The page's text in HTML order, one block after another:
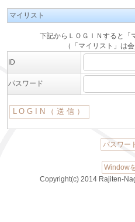
マイリスト
下記からＬＯＧＩＮすると「
（「マイリスト」は
ID
パスワード
パスワー
Window
Copyright(c) 2014 Rajiten-